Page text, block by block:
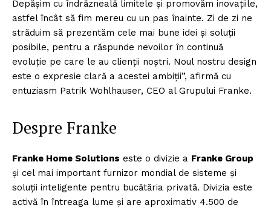
Depășim cu îndrăzneală limitele și promovăm inovațiile,
astfel încât să fim mereu cu un pas înainte. Zi de zi ne
străduim să prezentăm cele mai bune idei și soluții
posibile, pentru a răspunde nevoilor în continuă
evoluție pe care le au clienții noștri. Noul nostru design
este o expresie clară a acestei ambiții”, afirmă cu
entuziasm Patrik Wohlhauser, CEO al Grupului Franke.
Despre Franke
Franke Home Solutions este o divizie a Franke Group
și cel mai important furnizor mondial de sisteme și
soluții inteligente pentru bucătăria privată. Divizia este
activă în întreaga lume și are aproximativ 4.500 de